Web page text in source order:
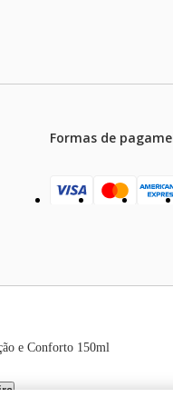
e Conforto 150ml
Formas de
são meramente